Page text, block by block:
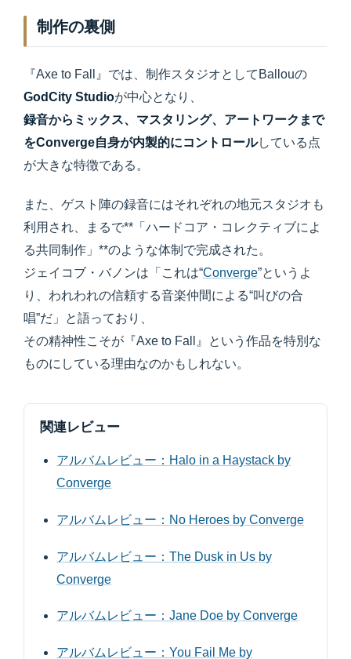
制作の裏側
『Axe to Fall』では、制作スタジオとしてBallouの
GodCity Studioが中心となり、
録音からミックス、マスタリング、アートワークまで
をConverge自身が内製的にコントロールしている点
が大きな特徴である。
また、ゲスト陣の録音にはそれぞれの地元スタジオも
利用され、まるで**「ハードコア・コレクティブによ
る共同制作」**のような体制で完成された。
ジェイコブ・バノンは「これは“Converge”というよ
り、われわれの信頼する音楽仲間による“叫びの合
唱”だ」と語っており、
その精神性こそが『Axe to Fall』という作品を特別な
ものにしている理由なのかもしれない。
関連レビュー
アルバムレビュー：Halo in a Haystack by
Converge
アルバムレビュー：No Heroes by Converge
アルバムレビュー：The Dusk in Us by
Converge
アルバムレビュー：Jane Doe by Converge
アルバムレビュー：You Fail Me by